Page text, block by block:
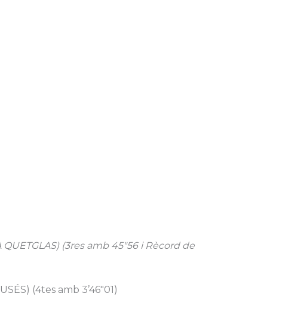
(3res amb 45″56 i Rècord de
(4tes amb 3’46″01)